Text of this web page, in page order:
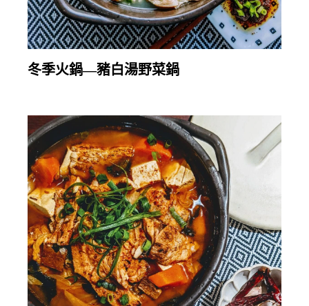
繼續閱讀
冬季火鍋—豬白湯野菜鍋